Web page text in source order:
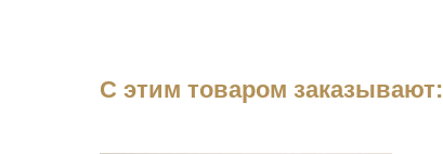
С этим товаром заказывают: